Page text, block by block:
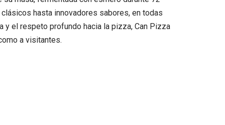
hasta innovadores sabores, en todas
el respeto profundo hacia la pizza, Can Pizza
a visitantes.